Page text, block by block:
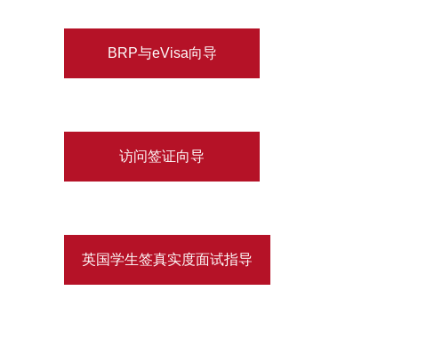
BRP与eVisa向导
访问签证向导
英国学生签真实度面试指导